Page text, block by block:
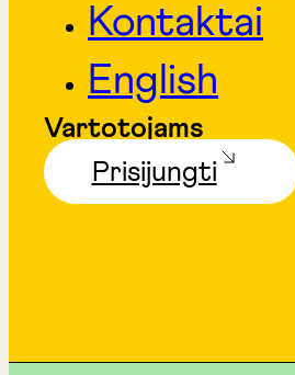
Kontaktai
English
Vartotojams
Prisijungti